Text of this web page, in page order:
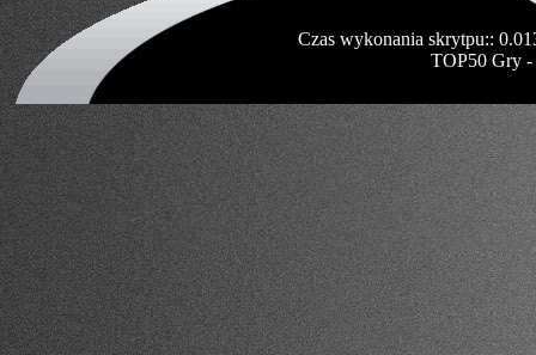
Czas wykonania skrytpu::
TOP50 Gry